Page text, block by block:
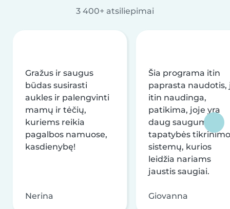
3 400+ atsiliepimai
Gražus ir saugus
būdas susirasti
aukles ir palengvinti
mamų ir tėčių,
kuriems reikia
pagalbos namuose,
kasdienybę!
Nerina
Šia programa itin
paprasta naudotis,
itin naudinga,
patikima, joje yra
daug saugumo ir
tapatybės tikrinimo
sistemų, kurios
leidžia nariams
jaustis saugiai.
Giovanna